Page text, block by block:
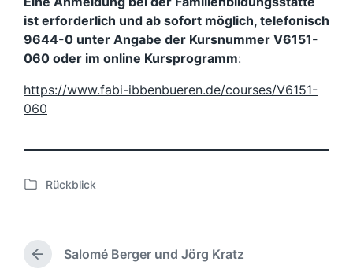
ist erforderlich und ab sofort möglich, telefonisch
9644-0 unter Angabe der Kursnummer V6151-
060 oder im online Kursprogramm:
https://www.fabi-ibbenbueren.de/courses/V6151-
060
V
ö
f
Rückblick
V
Salomé Berger und Jörg Kratz